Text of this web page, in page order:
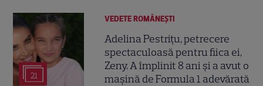
21
VEDETE ROMÂNEŞTI
Adelina Pestrițu, petrecere
spectaculoasă pentru fiica ei,
Zeny. A împlinit 8 ani și a avut o
mașină de Formula 1 adevărată